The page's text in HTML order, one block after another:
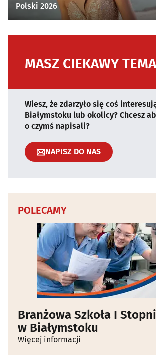
Polski 2026
MASZ CIEKAWY
Wiesz, że zdarzyło się coś
Białymstoku lub okolicy? Chcesz
o czymś napisali?
NAPISZ DO NAS
POLECAMY
Branżowa Szkoła I
w Białymstoku
Więcej informacji